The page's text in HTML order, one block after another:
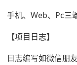
手机、Web、Pc三
【项目日志】
日志编写如微信朋